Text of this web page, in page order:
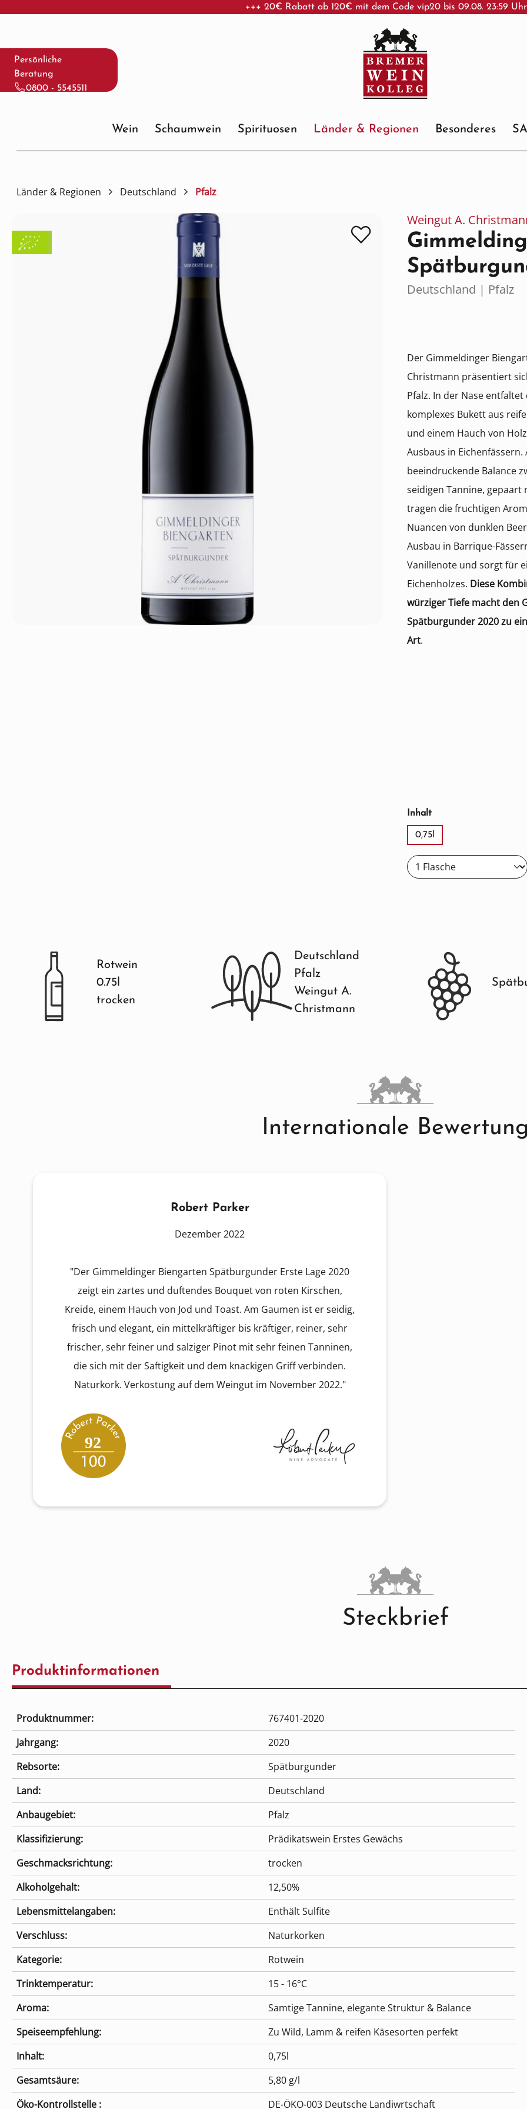
Hauptinhalt springen
Zur Suche springen
Zur Hauptnavigation springen
Persönliche
Beratung
0800 - 5545511
+++ 20€ Rabatt ab 120€ mit dem Code vip20 bis 09.08. 23:59
Wein Schaumwein Spirituosen Länder & Regionen Besonderes
Länder & Regionen Deutschland Pfalz
Weingut A.
Deutschland | Pfalz
Der Gimmeldinger
Christmann präsentiert
Pfalz. In der Nase
komplexes Bukett aus
und einem Hauch von
Ausbaus in
beeindruckende Balance
seidigen Tannine,
tragen die fruchtigen
Nuancen von dunklen
Ausbau in Barrique-
Vanillenote und sorgt für
Eichenholzes. Diese
würziger Tiefe macht den
Spätburgunder 2020 zu
Art.
Inhaltauswählen
0,75l
Rotwein
0.75l
trocken
Deutschland
Pfalz
Weingut A.
Christmann
Internationale
Robert Parker
Dezember 2022
"Der Gimmeldinger Biengarten Spätburgunder Erste Lage 2020
zeigt ein zartes und duftendes Bouquet von roten Kirschen,
Kreide, einem Hauch von Jod und Toast. Am Gaumen ist er seidig,
frisch und elegant, ein mittelkräftiger bis kräftiger, reiner, sehr
frischer, sehr feiner und salziger Pinot mit sehr feinen Tanninen,
die sich mit der Saftigkeit und dem knackigen Griff verbinden.
Naturkork. Verkostung auf dem Weingut im November 2022."
92
Steckbrief
Produktinformationen
Produktnummer: 767401-2020
Kategorie: Rotwein
Lebensmittelangaben: Enthält Sulfite
Trinktemperatur: 15 - 16°C
Land:
Deutschland
Anbaugebiet:
Pfalz
Rebsorte: Spätburgunder
Jahrgang: 2020
Geschmacksrichtung:
trocken
Alkoholgehalt:
12,50%
Klassifizierung: Prädikatswein Erstes Gewächs
Aroma: Samtige Tannine, elegante Struktur & Balance
Verschluss: Naturkorken
Speiseempfehlung:
Zu Wild, Lamm & reifen Käsesorten perfekt
Inhalt:
0,75l
Gesamtsäure:
5,80 g/l
Öko-Kontrollstelle :
DE-ÖKO-003 Deutsche Landiwrtschaft